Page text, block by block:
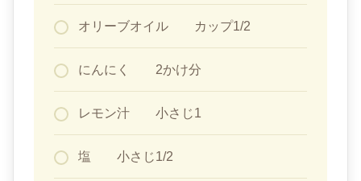
オリーブオイル カップ1/2
にんにく 2かけ分
レモン汁 小さじ1
塩 小さじ1/2